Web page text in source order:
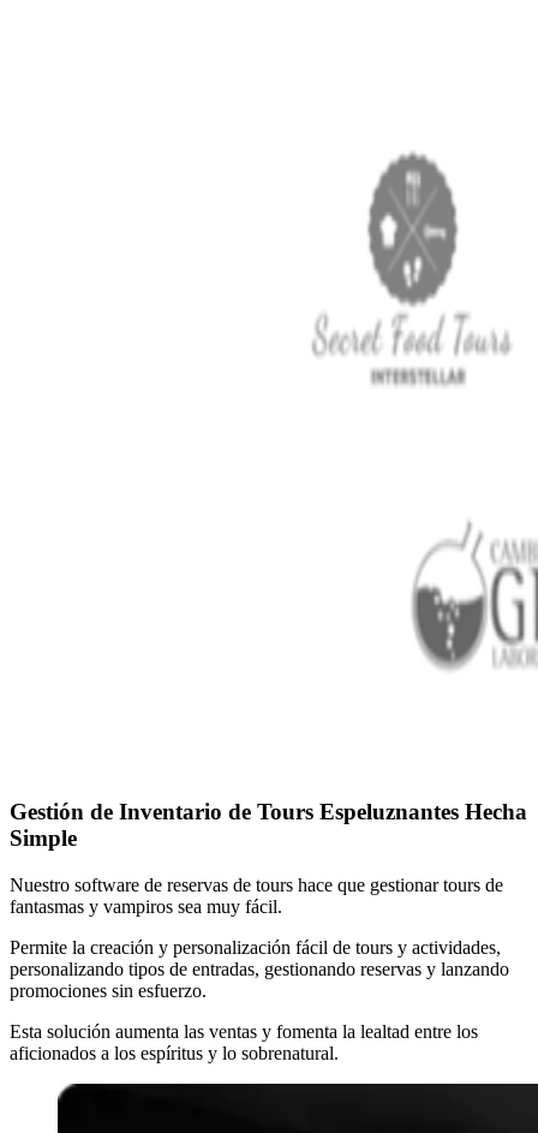
Gestión de Inventario de Tours Espeluznantes Hecha
Simple
Nuestro software de reservas de tours hace que gestionar tours de
fantasmas y vampiros sea muy fácil.
Permite la creación y personalización fácil de tours y actividades,
personalizando tipos de entradas, gestionando reservas y lanzando
promociones sin esfuerzo.
Esta solución aumenta las ventas y fomenta la lealtad entre los
aficionados a los espíritus y lo sobrenatural.